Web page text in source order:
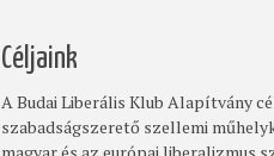
Céljaink
A Budai Liberális Klub Alapítvány
szabadságszerető szellemi